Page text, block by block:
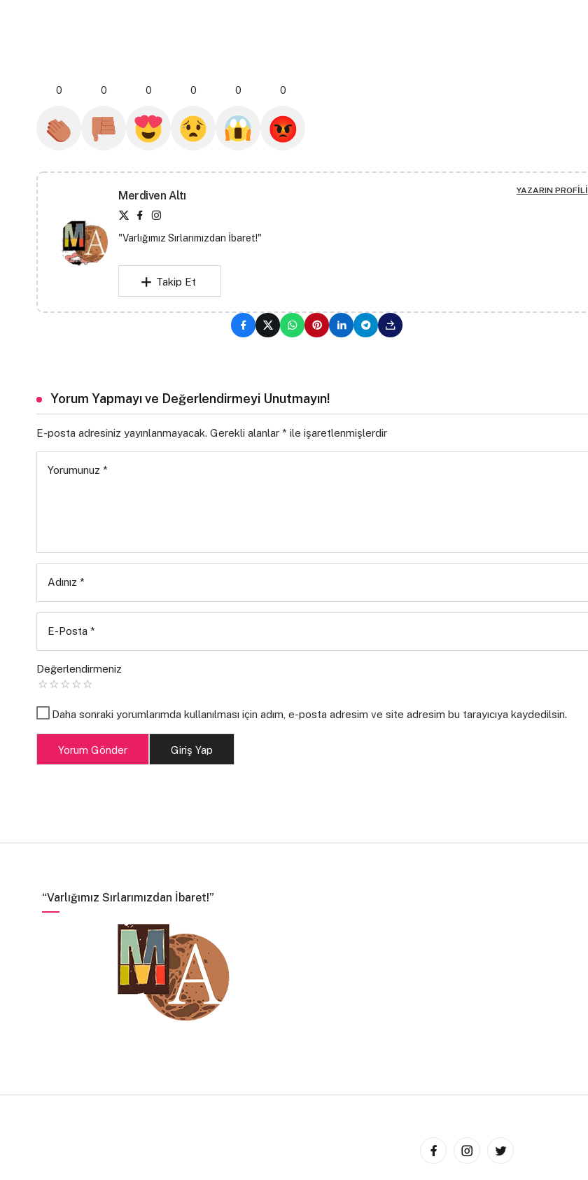
0 0 0 0 0 0
Merdiven Altı
"Varlığımız Sırlarımızdan İbaret!"
YAZARIN PROFILI
Takip Et
Yorum Yapmayı ve Değerlendirmeyi Unutmayın!
E-posta adresiniz yayınlanmayacak. Gerekli alanlar * ile işaretlenmişlerdir
Yorumunuz *
Adınız *
E-Posta *
Değerlendirmeniz
Daha sonraki yorumlarımda kullanılması için adım, e-posta adresim ve site adresim bu tarayıcıya kaydedilsin.
Yorum Gönder Giriş Yap
“Varlığımız Sırlarımızdan İbaret!”